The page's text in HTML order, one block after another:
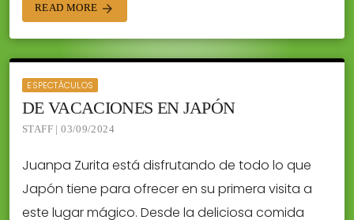
READ MORE arrow_forward
ESPECTÁCULOS
DE VACACIONES EN JAPÓN
STAFF | 03/09/2024
Juanpa Zurita está disfrutando de todo lo que
Japón tiene para ofrecer en su primera visita a
este lugar mágico. Desde la deliciosa comida